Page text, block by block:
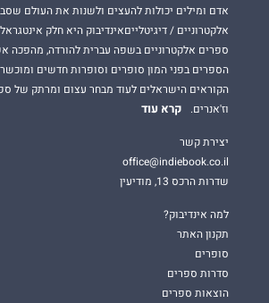
אדם ומילים יכולות להעצים ולשנות את העולם
אלקטרוניים / דיגיטלייםאינדיבוק היא חלק
ספרים אלקטרוניים בשפה עברית להורדה,
הספרים בפני המון סופרים וסופרות חדשים
הקוראים הישראלים לעוד מבחר עצום ומרתק של
וז'אנרים.
קרא עוד
יצירת קשר
office@indiebook.co.il
שדרות הרכס 13, מודיעין
למה אינדיבוק?
תקנון האתר
סופרים
סדרות ספרים
הוצאות ספרים